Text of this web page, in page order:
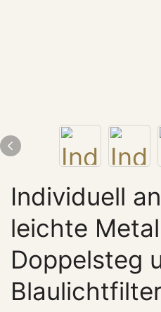
Individuell
leichte
Doppelsteg